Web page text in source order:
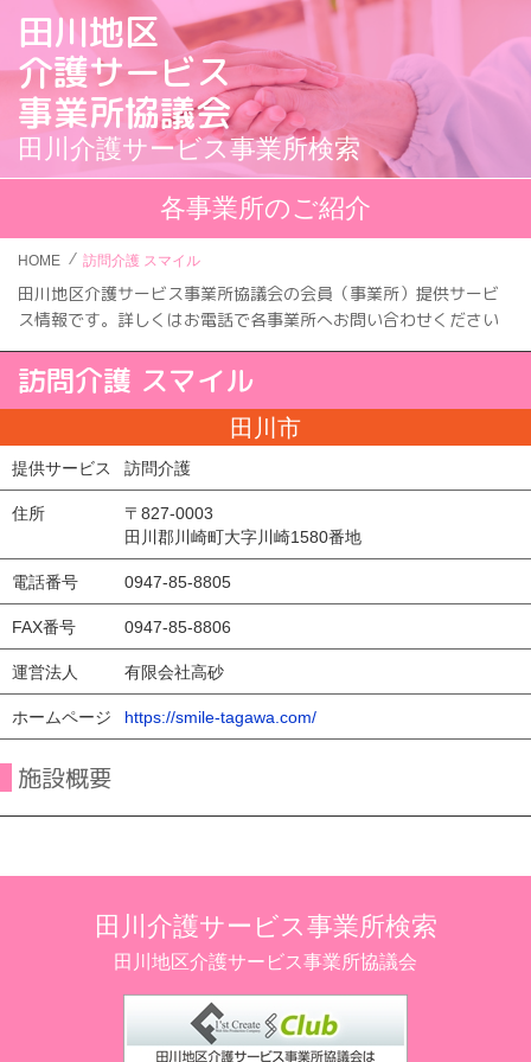
田川地区
介護サービス
事業所協議会
田川介護サービス事業所検索
各事業所のご紹介
HOME 訪問介護 スマイル
田川地区介護サービス事業所協議会の会員（事業所）提供サービ
ス情報です。 詳しくはお電話で各事業所へお問い合わせください
訪問介護 スマイル
田川市
提供サービス 訪問介護
住所
〒827-0003
田川郡川崎町大字川崎1580番地
電話番号 0947-85-8805
FAX番号 0947-85-8806
運営法人 有限会社高砂
ホームページ https://smile-tagawa.com/
施設概要
田川介護サービス事業所検索
田川地区介護サービス事業所協議会